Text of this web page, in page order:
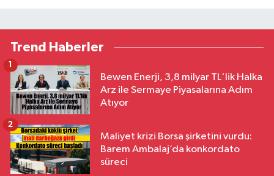
Trend Haberler
Bewen Enerji, 3,8 milyar TL'lik Halka
Arz ile Sermaye Piyasalarına Adım
Atıyor
1
Maliyet krizi Borsa şirketini vurdu:
Barem Ambalaj’da konkordato
süreci
2